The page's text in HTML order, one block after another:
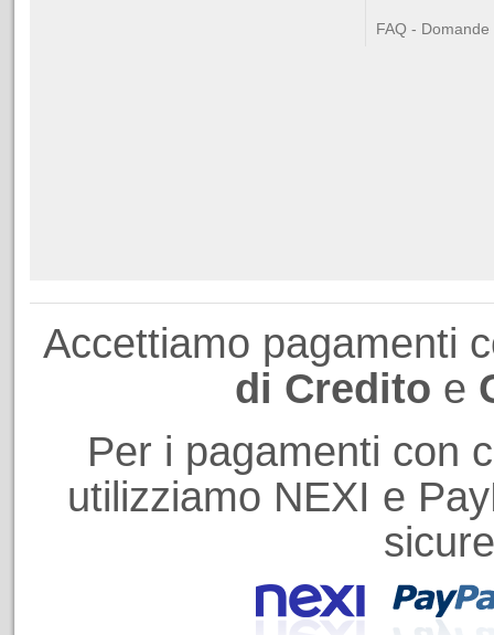
FAQ -
Accettiamo pagamenti
di Credito e
Per i pagamenti con
utilizziamo NEXI e